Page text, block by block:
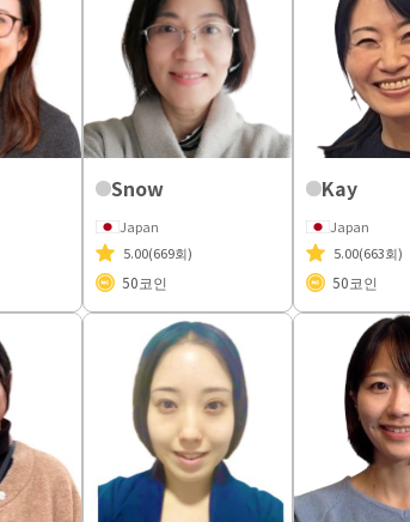
Snow
Japan
5.00(669회)
50코인
Kay
Japan
5.00(663회)
50코인